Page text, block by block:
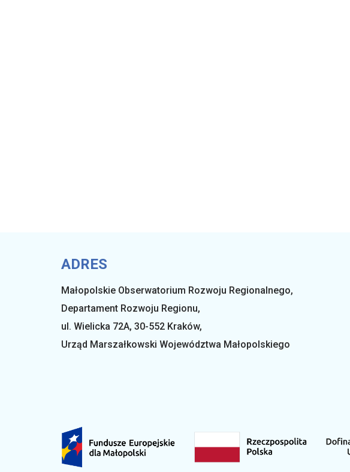
ADRES
Małopolskie Obserwatorium Rozwoju Regionalnego,
Departament Rozwoju Regionu,
ul. Wielicka 72A, 30-552 Kraków,
Urząd Marszałkowski Województwa Małopolskiego